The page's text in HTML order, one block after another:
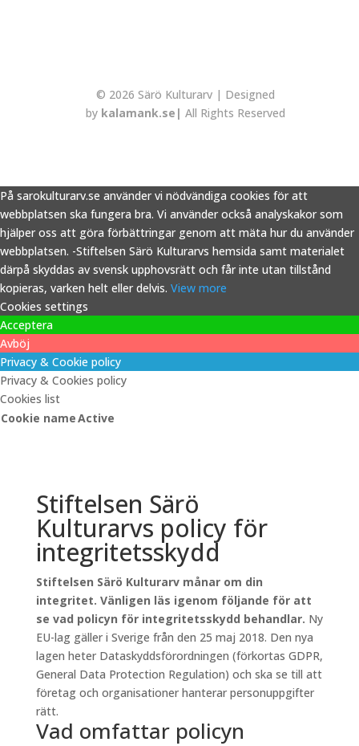
© 2026 Särö Kulturarv | Designed
by kalamank.se| All Rights Reserved
På sarokulturarv.se använder vi nödvändiga cookies för att
webbplatsen ska fungera bra. Vi använder också analyskakor som
hjälper oss att göra förbättringar genom att mäta hur du använder
webbplatsen. -Stiftelsen Särö Kulturarvs hemsida samt materialet
därpå skyddas av svensk upphovsrätt och får inte utan tillstånd
kopieras, varken helt eller delvis. View more
Cookies settings
Acceptera
Avböj
Privacy & Cookie policy
Privacy & Cookies policy
Cookies list
Cookie nameActive
Stiftelsen Särö
Kulturarvs policy för
integritetsskydd
Stiftelsen Särö Kulturarv månar om din
integritet. Vänligen läs igenom följande för att
se vad policyn för integritetsskydd behandlar. Ny
EU-lag gäller i Sverige från den 25 maj 2018. Den nya
lagen heter Dataskyddsförordningen (förkortas GDPR,
General Data Protection Regulation) och ska se till att
företag och organisationer hanterar personuppgifter
rätt.
Vad omfattar policyn